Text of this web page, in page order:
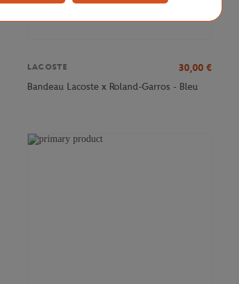
LACOSTE 30,00 €
Bandeau Lacoste x Roland-Garros - Bleu